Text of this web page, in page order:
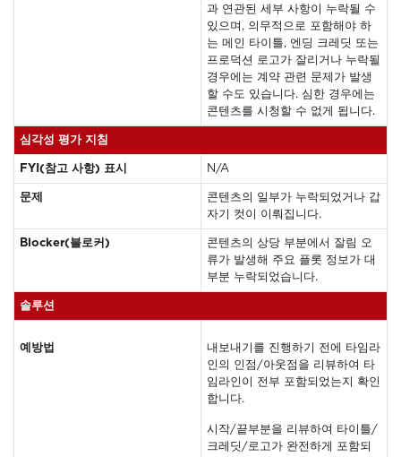
과 연관된 세부 사항이 누락될 수
있으며, 의무적으로 포함해야 하
는 메인 타이틀, 엔딩 크레딧 또는
프로덕션 로고가 잘리거나 누락될
경우에는 계약 관련 문제가 발생
할 수도 있습니다. 심한 경우에는
콘텐츠를 시청할 수 없게 됩니다.
심각성 평가 지침
FYI(참고 사항) 표시 N/A
문제
콘텐츠의 일부가 누락되었거나 갑
자기 컷이 이뤄집니다.
Blocker(블로커)
콘텐츠의 상당 부분에서 잘림 오
류가 발생해 주요 플롯 정보가 대
부분 누락되었습니다.
솔루션
예방법
내보내기를 진행하기 전에 타임라
인의 인점/아웃점을 리뷰하여 타
임라인이 전부 포함되었는지 확인
합니다.
시작/끝부분을 리뷰하여 타이틀/
크레딧/로고가 완전하게 포함되